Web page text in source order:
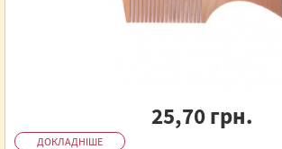
25,70 грн.
ДОКЛАДНІШЕ